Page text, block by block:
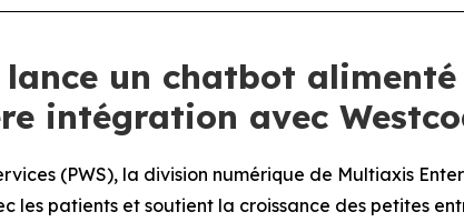
lance un chatbot
intégration avec
(PWS), la division numérique de Multiaxis
les patients et soutient la croissance des petites